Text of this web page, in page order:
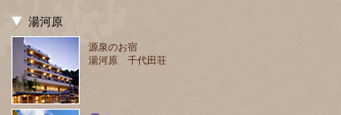
湯河原
源泉のお宿
湯河原 千代田荘